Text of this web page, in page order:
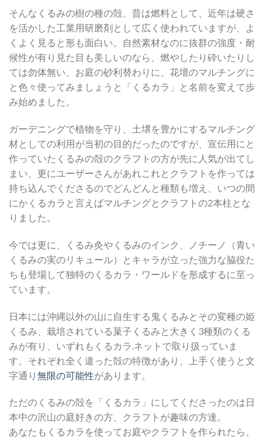
そんなくるみの樹の種の殻、昔は燃料として、近年は硬さ
を活かした工業用研磨剤として広く使われていますが、よ
くよく見ると形も面白い。自然素材なのに抜群の強度・耐
候性が有り見た目も美しいのなら、燃やしたり砕いたりし
ては勿体無い、お庭の砂利替わりに、花壇のマルチングに
と色々使ってみましょうと「くるカラ」と名前を変えて歩
み始めました。
ガーデニングで植物を守り、土壌を豊かにするマルチング
材としての利用が当初の目的だったのですが、宣伝用にと
作っていたくるみの殻のクラフトの方が先に人気が出てし
まい、更にユーザーさんがあれこれとクラフトを作っては
持ち込んでくださるのでどんどんと種類も増え、いつの間
にかくるカラと言えばマルチングとクラフトの2本柱とな
りました。
今では更に、くるみ灸やくるみのインク、ノチーノ（青い
くるみの実のリキュール）とキャラが立った強力な脇役た
ちも登場して独特のくるカラ・ワールドを形成するに至っ
ています。
日本には沖縄以外の山に自生する鬼くるみとその変種の姫
くるみ、栽培されている菓子くるみと大きく3種類のくる
みが有り、いずれもくるカラ.ネットで取り扱っていま
す。それぞれ全く違った殻の特徴があり、上手く使うと文
字通り 無限の可能性があります。
ただのくるみの殻を「くるカラ」にしてくださったのは日
本中の沢山の庭好きの方、クラフトが趣味の方達。
あなたもくるカラを使ってお庭やクラフトを作られたら、